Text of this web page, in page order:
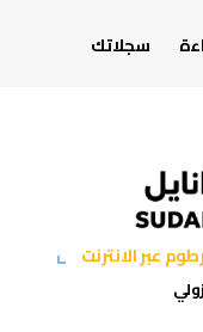
سجلاتك
عبر الانترنت